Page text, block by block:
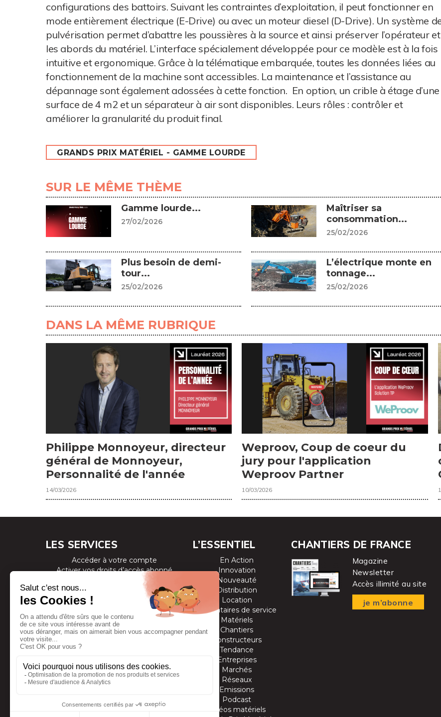
configurations des battoirs. Suivant les contraintes d’exploitation, il peut fonctionner en
mode entièrement électrique (E-Drive) ou avec un moteur diesel (D-Drive). Un système
pulvérisation permet d’abattre les poussières à la source et ainsi préserver l’opérateur et
les abords du matériel. L’interface spécialement développée pour ce modèle est à la fois
intuitive et ergonomique. Grâce à la télématique embarquée, toutes les données liées au
fonctionnement de la machine sont accessibles. La maintenance et l’assistance au
dépannage sont également adossées à cette fonction. En option, un crible à étage d’une
surface de 4 m2 et un séparateur à air sont disponibles. Leurs rôles : contrôler et
améliorer la granularité du produit final.
GRANDS PRIX MATÉRIEL - GAMME LOURDE
SUR LE MÊME THÈME
Gamme lourde...
27/02/2026
Maîtriser sa
consommation...
25/02/2026
Plus besoin de demi-
tour...
25/02/2026
L’électrique monte en
tonnage...
25/02/2026
DANS LA MÊME RUBRIQUE
Philippe Monnoyeur, directeur
général de Monnoyeur,
Personnalité de l'année
14/03/2026
Weproov, Coup de coeur du
jury pour l'application
Weproov Partner
10/03/2026
LES SERVICES
Accéder à votre compte
Activer vos droits d’accès abonné
Consulter les magazines
S’inscrire aux newsletters
Devenir annonceur
Se connecter à l’extranet annonceur
Nous contacter
L’ESSENTIEL
En Action
Innovation
Nouveauté
Distribution
Location
Prestataires de service
Matériels
Chantiers
Constructeurs
Tendance
Entreprises
Marchés
Réseaux
Emissions
Podcast
Vidéos matériels
CHANTIERS DE FRANCE
Magazine
Newsletter
Accès illimité au site
je m’abonne